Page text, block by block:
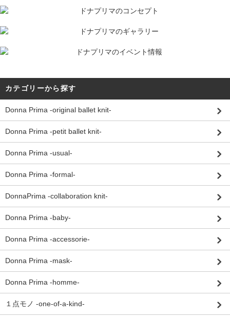
カテゴリーから探す
Donna Prima -original ballet knit-
Donna Prima -petit ballet knit-
Donna Prima -usual-
Donna Prima -formal-
DonnaPrima -collaboration knit-
Donna Prima -baby-
Donna Prima -accessorie-
Donna Prima -mask-
Donna Prima -homme-
１点モノ -one-of-a-kind-